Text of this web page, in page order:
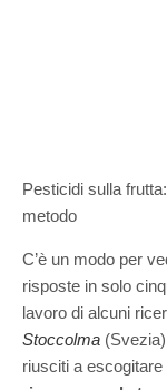
Pesticidi sulla
metodo
C’è un modo per
risposte in solo
lavoro di alcuni
Stoccolma
riusciti a escogitare